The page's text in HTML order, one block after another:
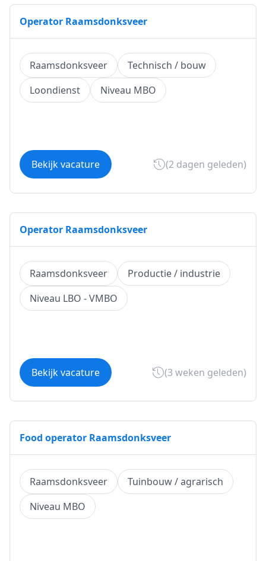
Operator Raamsdonksveer
Raamsdonksveer
Technisch / bouw
Loondienst
Niveau MBO
Bekijk vacature (2 dagen geleden)
Operator Raamsdonksveer
Raamsdonksveer
Productie / industrie
Niveau LBO - VMBO
Bekijk vacature (3 weken geleden)
Food operator Raamsdonksveer
Raamsdonksveer
Tuinbouw / agrarisch
Niveau MBO